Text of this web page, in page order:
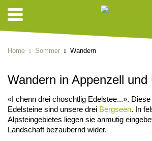
Home Sommer Wandern
Wandern in Appenzell und
«I chenn drei choschtlig Edelstee...».
Edelsteine sind unsere drei Bergseen. In
Alpsteingebietes liegen sie anmutig
Landschaft bezaubernd wider.